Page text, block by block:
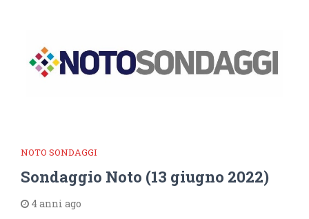
NOTO SONDAGGI
Sondaggio Noto (13 giugno 2022)
4 anni ago